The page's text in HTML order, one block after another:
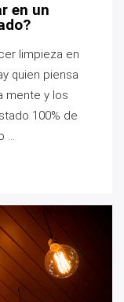
en un
limpieza en
quien piensa
mente y los
100% de
...